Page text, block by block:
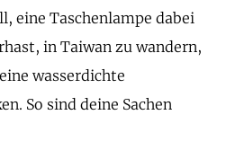
eine Taschenlampe dabei
in Taiwan zu wandern,
wasserdichte
So sind deine Sachen